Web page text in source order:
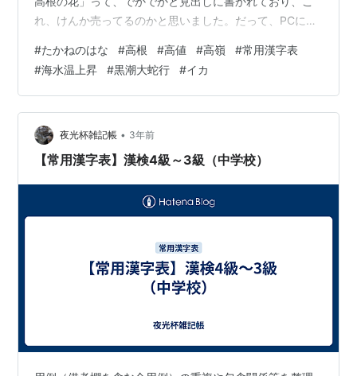
れ、けんか売ってるのかと思いました。だって、PCに
にしかなりません。なのに、なぜか、新聞業界では「高
根」を使うというのです。もう一度書きます。これ、け
んか売ってるのかと思いました。確かに「嶺」は常用漢
字表に載っていませんが、ナントカ審議会に媚びを売る
必要などないはずの新聞社が「表外字は使わない」とい
う、法的根拠に乏しいルールを、自主的に…
#たかねのはな #高根 #高値 #高嶺 #常用漢字表
#海水温上昇 #黒潮大蛇行 #イカ
夜光杯雑記帳 • 3年前
【常用漢字表】漢検4級～3級（中学校）